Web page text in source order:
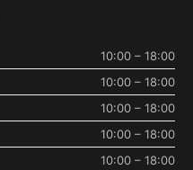
10:00 – 18:00
10:00 – 18:00
10:00 – 18:00
10:00 – 18:00
10:00 – 18:00